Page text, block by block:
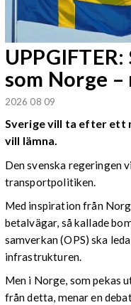
som Norge
2026 08 09
Sverige vill ta efter ett
vill lämna.
Den svenska regeringen
transportpolitiken.
Med inspiration från
betalvägar, så kallade
samverkan (OPS) ska
infrastrukturen.
Men i Norge, som pekas
från detta, menar en